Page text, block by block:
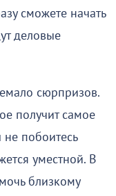
сможете начать
деловые
сюрпризов.
получит самое
побоитесь
уместной. В
близкому